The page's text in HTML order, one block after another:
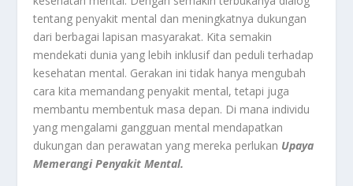
tentang penyakit mental dan meningkatnya dukungan
dari berbagai lapisan masyarakat. Kita semakin
mendekati dunia yang lebih inklusif dan peduli terhadap
kesehatan mental. Gerakan ini tidak hanya mengubah
cara kita memandang penyakit mental, tetapi juga
membantu membentuk masa depan. Di mana individu
yang mengalami gangguan mental mendapatkan
dukungan dan perawatan yang mereka perlukan Upaya
Memerangi Penyakit Mental.